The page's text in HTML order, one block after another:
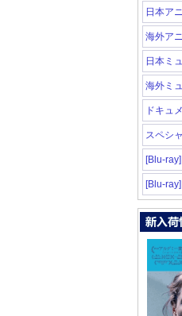
日本ア
海外ア
日本ミ
海外ミ
ドキュ
スペシ
[Blu-
[Blu-